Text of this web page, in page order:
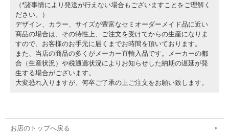
（*諸事情により発送が行えない場合もございますことをご理解く
ださい。）
デザイン、カラー、サイズが豊富なセミオーダーメイド品に近い
商品の場合は、その特性上、ご注文を受けてからの生産になりま
すので、お客様のお手元に届くまでお時間を頂いております。
また、当店の商品の多くがメーカー直輸入品です。メーカーの都
合（生産状況）や税通過状況によりお知らせした納期の遅延が発
生する場合がございます。
大変恐れ入りますが、何卒ご了承の上ご注文をお願い致します。
お店のトップへ戻る